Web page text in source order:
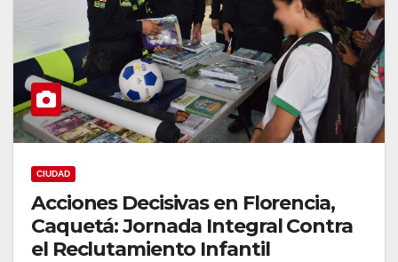
CIUDAD
Acciones Decisivas en Florencia,
Caquetá: Jornada Integral Contra
el Reclutamiento Infantil